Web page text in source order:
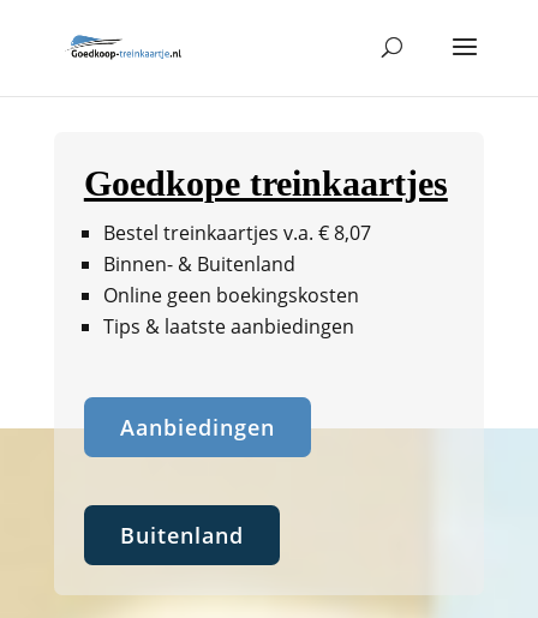
Goedkope treinkaartjes
Bestel treinkaartjes v.a. € 8,07
Binnen- & Buitenland
Online geen boekingskosten
Tips & laatste aanbiedingen
Aanbiedingen
Buitenland